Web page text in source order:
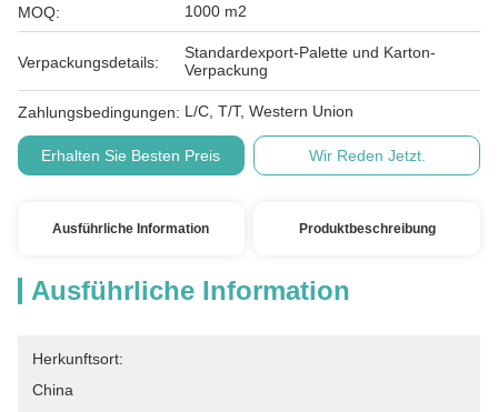
MOQ: 1000 m2
Verpackungsdetails:
Standardexport-Palette und Karton-
Verpackung
Zahlungsbedingungen: L/C, T/T, Western Union
Erhalten Sie Besten Preis Wir Reden Jetzt.
Ausführliche Information Produktbeschreibung
Ausführliche Information
Herkunftsort:
China